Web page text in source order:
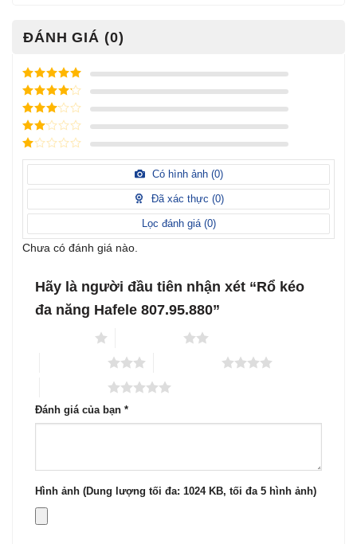
ĐÁNH GIÁ (0)
Được xếp
hạng
5
5
sao
Được xếp
hạng
4
5
sao
Được
xếp
hạng3
5 sao
Được
hạng
sao
Được
hạng
sao
Có hình ảnh (0)
Đã xác thực (0)
Lọc đánh giá (0)
Chưa có đánh giá nào.
Hãy là người đầu tiên nhận xét “Rổ kéo
đa năng Hafele 807.95.880”
Đánh giá của bạn *
Hình ảnh (Dung lượng tối đa: 1024 KB, tối đa 5 hình ảnh)